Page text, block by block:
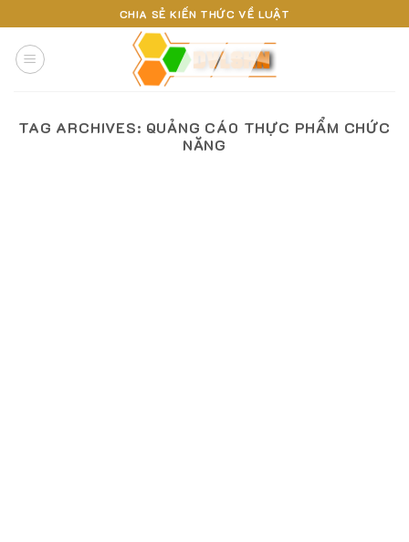
to
content
CHIA SẺ KIẾN THỨC VỀ LUẬT
TAG ARCHIVES: QUẢNG CÁO THỰC PHẨM CHỨC
NĂNG